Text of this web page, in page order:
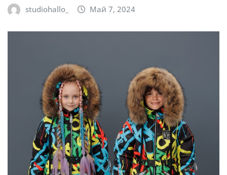
studiohallo_ Май 7, 2024